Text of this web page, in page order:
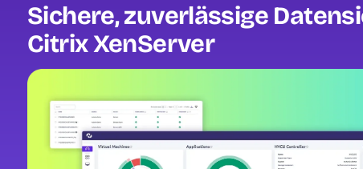
Sichere, zuverlässige
Citrix XenServer
Image